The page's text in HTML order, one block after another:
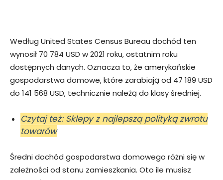
Według United States Census Bureau dochód ten
wynosił 70 784 USD w 2021 roku, ostatnim roku
dostępnych danych. Oznacza to, że amerykańskie
gospodarstwa domowe, które zarabiają od 47 189 USD
do 141 568 USD, technicznie należą do klasy średniej.
Czytaj też: Sklepy z najlepszą polityką zwrotu
towarów
Średni dochód gospodarstwa domowego różni się w
zależności od stanu zamieszkania. Oto ile musisz